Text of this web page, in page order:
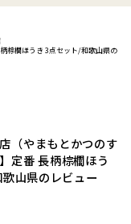
棕櫚ほうき 3点セット/和歌山県の
（やまもとかつのす
定番 長柄棕櫚ほう
山県のレビュー